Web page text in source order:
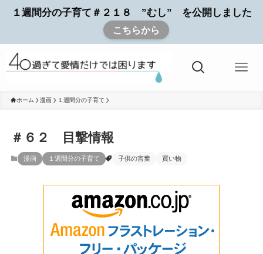
１週間分の子育て＃２１８ ”むし” を公開しました
こちらから
ホーム 漫画 １週間分の子育て
＃６２ 目撃情報
漫画 １週間分の子育て 子供の言葉 買い物